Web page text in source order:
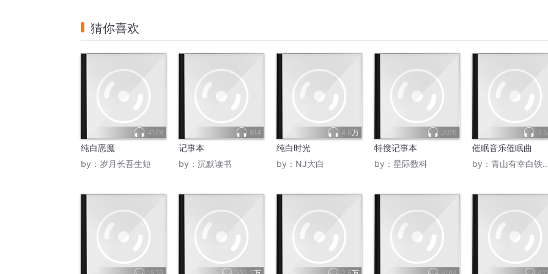
猜你喜欢
4178
纯白恶魔
by： 岁月长吾生短
814
记事本
by： 沉默读书
4.8万
纯白时光
by： NJ大白
2015
特搜记事本
by： 星际数科
催眠音乐催眠曲
by： 青山有幸白铁无辜